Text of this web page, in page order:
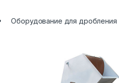
Оборудование для дробления